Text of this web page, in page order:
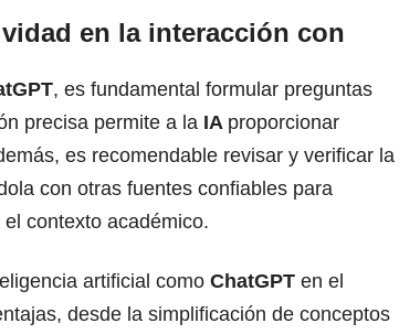
en la interacción con
, es fundamental formular preguntas
precisa permite a la IA proporcionar
es recomendable revisar y verificar la
con otras fuentes confiables para
contexto académico.
artificial como ChatGPT en el
desde la simplificación de conceptos